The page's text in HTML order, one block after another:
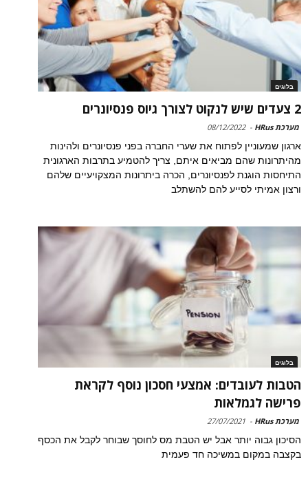
בלוגים
2 צעדים שיש לנקוט לצורך גיוס פנסיונרים
מערכת HRus -
08/12/2022
ארגון שמעוניין לפתוח את שערי החברה בפני פנסיונרים ולהינות
מהיתרונות שהם מביאים איתם, צריך להטמיע בתרבות הארגונית
התיחסות הוגנת לפנסיונרים, הכרה ביתרונות המצקויעיים שלהם
ורצון אמיתי לסייע להם להשתלב
בלוגים
הטבות לעובדים: אמצעי חסכון נוסף לקראת
פרישה לגמלאות
מערכת HRus -
27/07/2021
הסיכון גבוה יותר אבל יש הטבת מס לחוסך שבוחר לקבל את הכסף
בקצבה במקום במשיכה חד פעמית